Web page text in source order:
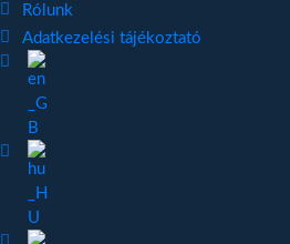
Rólunk
Adatkezelési tájékoztató